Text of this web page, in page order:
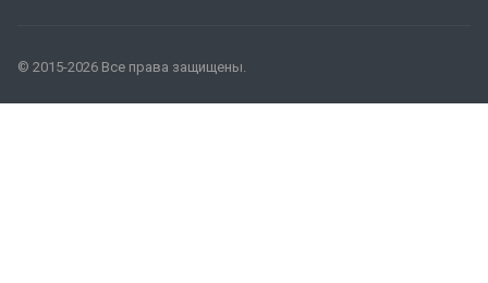
© 2015-2026 Все права защищены.